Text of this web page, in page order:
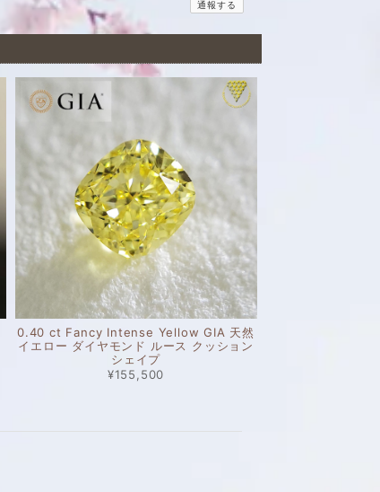
通報する
0.40 ct Fancy Intense Yellow GIA 天然
イエロー ダイヤモンド ルース クッション
シェイプ
¥155,500